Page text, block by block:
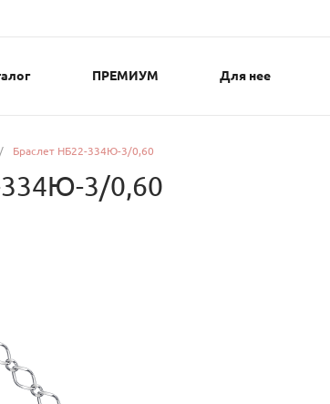
ПРЕМИУМ Для нее
/ Браслет НБ22-334Ю-3/0,60
3/0,60